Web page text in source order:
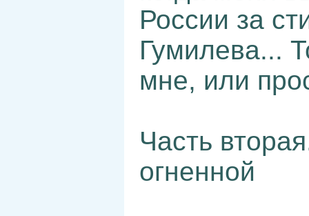
России за
Гумилева...
мне, или
Часть
огненной